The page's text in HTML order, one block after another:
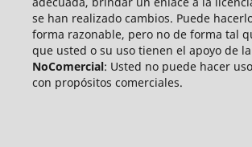
se han realizado cambios. Puede
forma razonable, pero no de forma tal
que usted o su uso tienen el apoyo de
NoComercial: Usted no puede hacer
con propósitos comerciales.